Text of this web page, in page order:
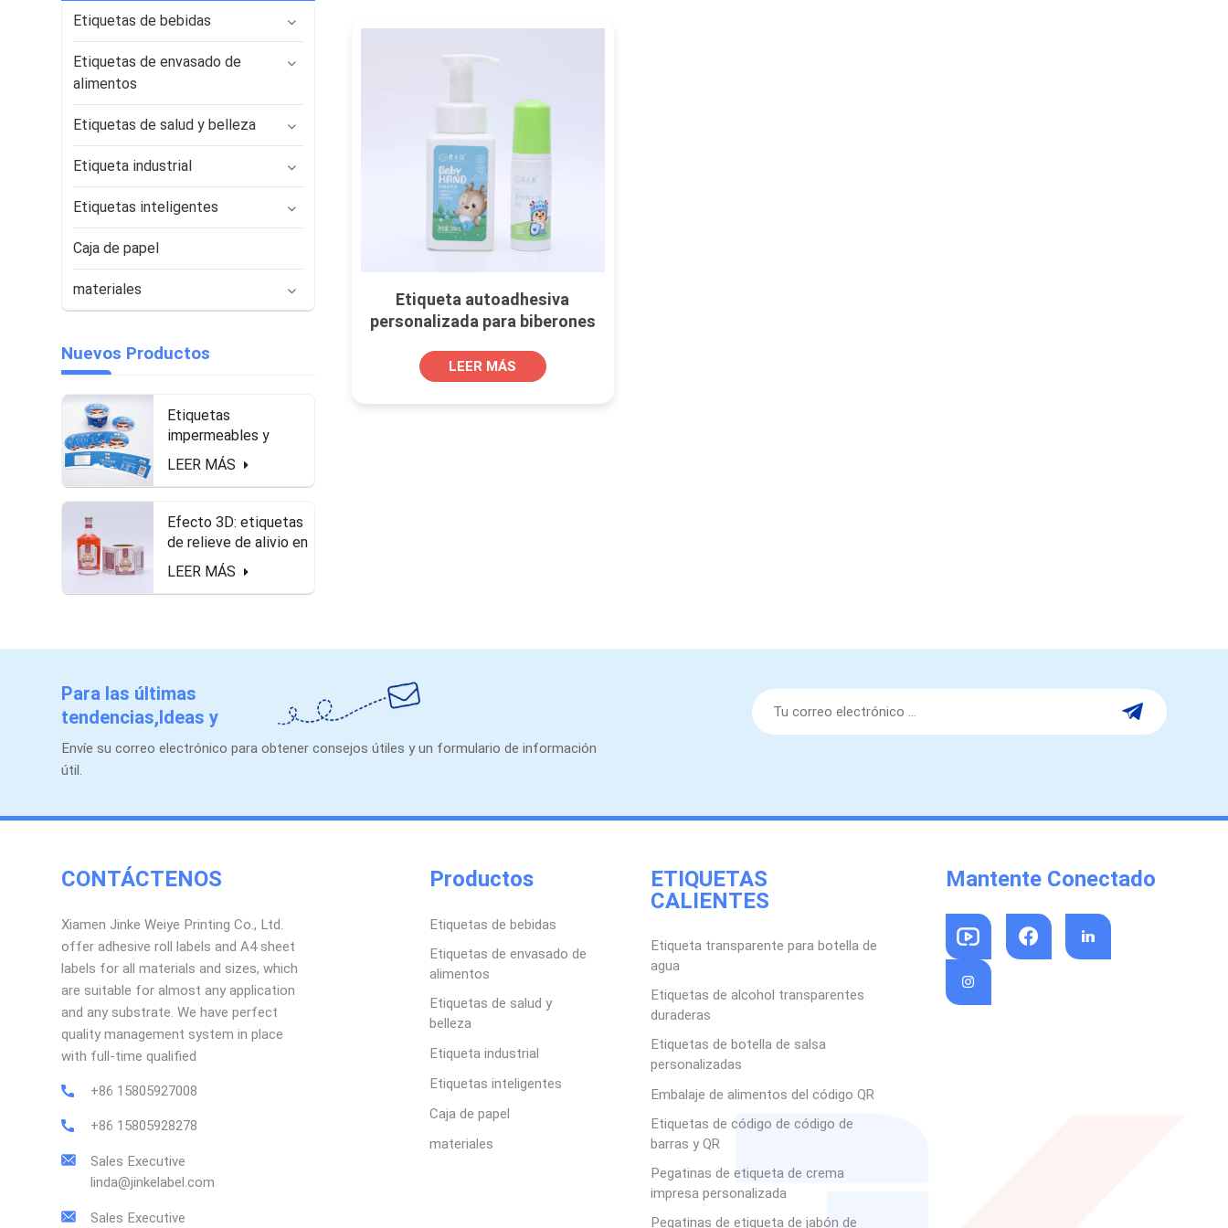
Etiquetas de bebidas
Etiquetas de envasado de
alimentos
Etiquetas de salud y belleza
Etiqueta industrial
Etiquetas inteligentes
Caja de papel
materiales
Nuevos Productos
Etiquetas
impermeables y
seguras de alimentos
en el paquete de
LEER MÁS
Efecto 3D: etiquetas
de relieve de alivio en
forma de rollo para
botella de licor
LEER MÁS
Etiqueta autoadhesiva
personalizada para biberones
LEER MÁS
Para las últimas
tendencias,Ideas y
promociones.
Envíe su correo electrónico para obtener consejos útiles y un formulario de información
útil.
CONTÁCTENOS
Xiamen Jinke Weiye Printing Co., Ltd.
offer adhesive roll labels and A4 sheet
labels for all materials and sizes, which
are suitable for almost any application
and any substrate. We have perfect
quality management system in place
with full-time qualified
+86 15805927008
+86 15805928278
Sales Executive
linda@jinkelabel.com
Sales Executive
Productos
Etiquetas de bebidas
Etiquetas de envasado de
alimentos
Etiquetas de salud y
belleza
Etiqueta industrial
Etiquetas inteligentes
Caja de papel
materiales
ETIQUETAS
CALIENTES
Etiqueta transparente para botella de
agua
Etiquetas de alcohol transparentes
duraderas
Etiquetas de botella de salsa
personalizadas
Embalaje de alimentos del código QR
Etiquetas de código de código de
barras y QR
Pegatinas de etiqueta de crema
impresa personalizada
Pegatinas de etiqueta de jabón de
Mantente Conectado